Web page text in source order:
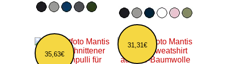
35,63€
31,31€